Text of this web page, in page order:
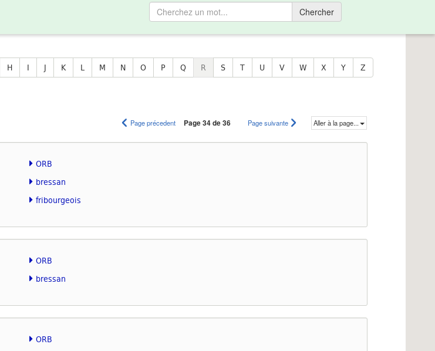
Chercher
H I J K L M N O P Q R S T U V W X Y Z
Page précedent Page 34 de 36 Page suivante Aller à la page...
ORB
bressan
fribourgeois
ORB
bressan
ORB